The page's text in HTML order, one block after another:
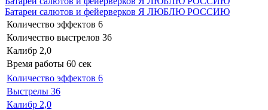
Батареи салютов и фейерверков Я ЛЮБЛЮ РОССИЮ
Количество эффектов 6
Количество выстрелов 36
Калибр 2,0
Время работы 60 сек
Количество эффектов 6
Выстрелы 36
Калибр 2,0